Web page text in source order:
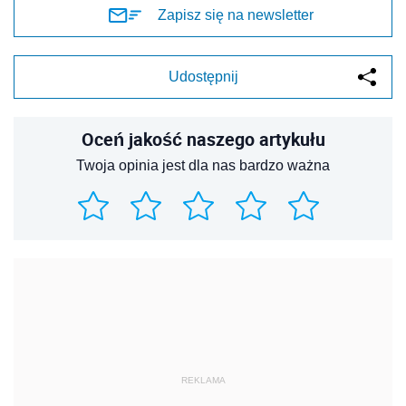
Zapisz się na newsletter
Udostępnij
Oceń jakość naszego artykułu
Twoja opinia jest dla nas bardzo ważna
REKLAMA